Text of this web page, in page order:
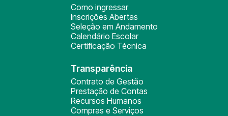
Como ingressar
Inscrições Abertas
Seleção em Andamento
Calendário Escolar
Certificação Técnica
Transparência
Contrato de Gestão
Prestação de Contas
Recursos Humanos
Compras e Serviços